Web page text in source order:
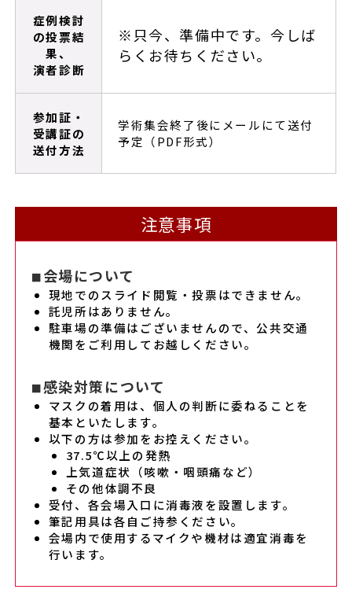
症例検討
の投票結
果、
演者診断
※只今、準備中です。今しば
らくお待ちください。
参加証・
受講証の
送付方法
学術集会終了後にメールにて送付
予定（PDF形式）
注意事項
■ 会場について
現地でのスライド閲覧・投票はできません。
託児所はありません。
駐車場の準備はございませんので、公共交通
機関をご利用してお越しください。
■感染対策について
マスクの着用は、個人の判断に委ねることを
基本といたします。
以下の方は参加をお控えください。
37.5℃以上の発熱
上気道症状（咳嗽・咽頭痛など）
その他体調不良
受付、各会場入口に消毒液を設置します。
筆記用具は各自ご持参ください。
会場内で使用するマイクや機材は適宜消毒を
行います。